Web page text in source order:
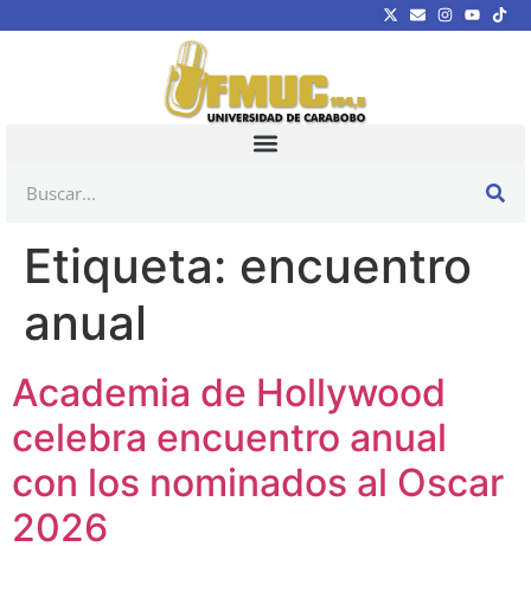
Etiqueta: encuentro
anual
Academia de Hollywood
celebra encuentro anual
con los nominados al Oscar
2026